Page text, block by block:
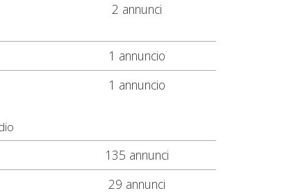
2 annunci
1 annuncio
1 annuncio
135 annunci
29 annunci